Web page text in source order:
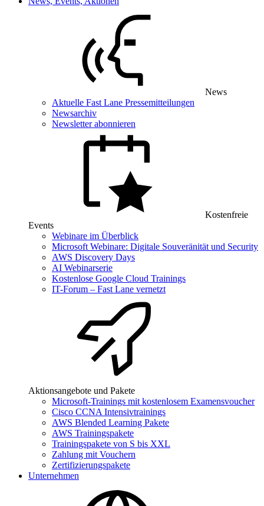
News
Aktuelle Fast Lane Pressemitteilungen
Newsarchiv
Newsletter abonnieren
Kostenfreie
Events
Webinare im Überblick
Microsoft Webinare: Digitale Souveränität und Security
AWS Discovery Days
AI Webinarserie
Kostenlose Google Cloud Trainings
IT-Forum – Fast Lane vernetzt
Aktionsangebote und Pakete
Microsoft-Trainings mit kostenlosem Examensvoucher
Cisco CCNA Intensivtrainings
AWS Blended Learning Pakete
AWS Trainingspakete
Trainingspakete von S bis XXL
Zahlung mit Vouchern
Zertifizierungspakete
Unternehmen